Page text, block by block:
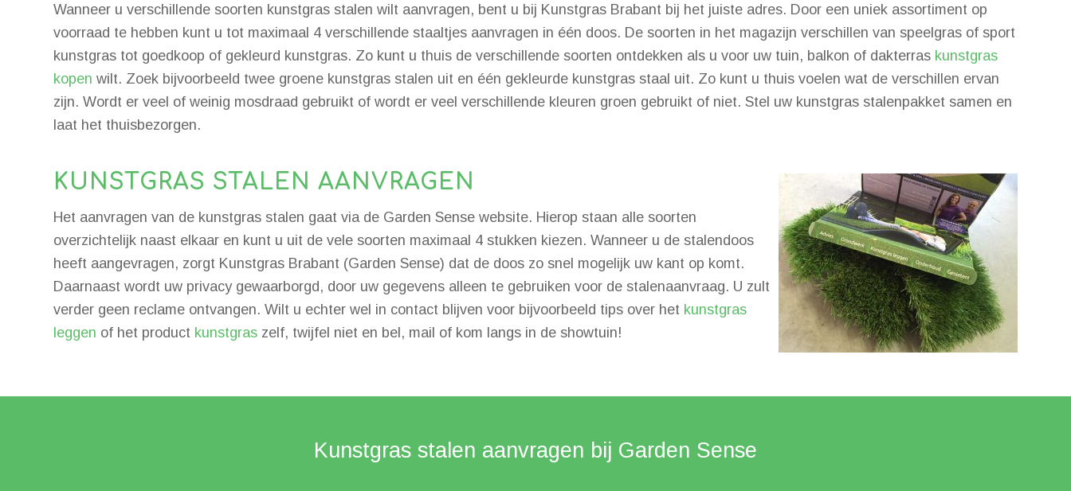
Wanneer u verschillende soorten kunstgras stalen wilt aanvragen, bent u bij Kunstgras Brabant bij het juiste adres. Door een uniek assortiment op
voorraad te hebben kunt u tot maximaal 4 verschillende staaltjes aanvragen in één doos. De soorten in het magazijn verschillen van speelgras of sport
kunstgras tot goedkoop of gekleurd kunstgras. Zo kunt u thuis de verschillende soorten ontdekken als u voor uw tuin, balkon of dakterras kunstgras
kopen wilt. Zoek bijvoorbeeld twee groene kunstgras stalen uit en één gekleurde kunstgras staal uit. Zo kunt u thuis voelen wat de verschillen ervan
zijn. Wordt er veel of weinig mosdraad gebruikt of wordt er veel verschillende kleuren groen gebruikt of niet. Stel uw kunstgras stalenpakket samen en
laat het thuisbezorgen.
KUNSTGRAS STALEN AANVRAGEN
Het aanvragen van de kunstgras stalen gaat via de Garden Sense website. Hierop staan alle soorten
overzichtelijk naast elkaar en kunt u uit de vele soorten maximaal 4 stukken kiezen. Wanneer u de stalendoos
heeft aangevragen, zorgt Kunstgras Brabant (Garden Sense) dat de doos zo snel mogelijk uw kant op komt.
Daarnaast wordt uw privacy gewaarborgd, door uw gegevens alleen te gebruiken voor de stalenaanvraag. U zult
verder geen reclame ontvangen. Wilt u echter wel in contact blijven voor bijvoorbeeld tips over het kunstgras
leggen of het product kunstgras zelf, twijfel niet en bel, mail of kom langs in de showtuin!
Kunstgras stalen aanvragen bij Garden Sense